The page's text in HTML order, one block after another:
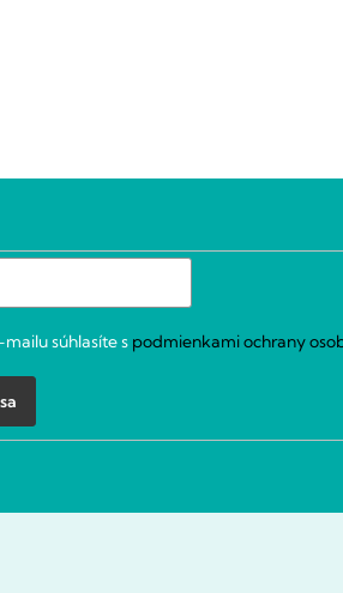
súhlasíte s podmienkami ochrany